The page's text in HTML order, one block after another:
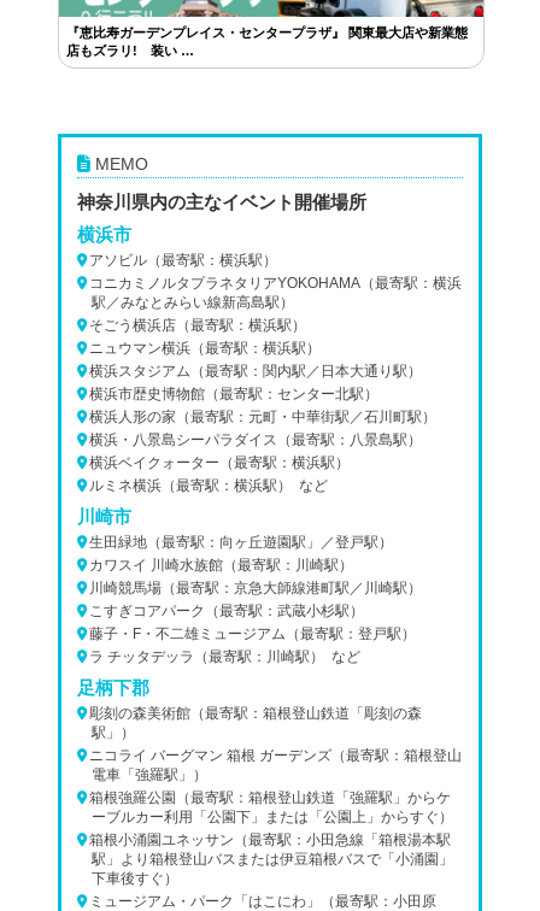
『恵比寿ガーデンプレイス・センタープラザ』 関東最大店や新業態
店もズラリ! 装い …
MEMO
神奈川県内の主なイベント開催場所
横浜市
アソビル（最寄駅：横浜駅）
コニカミノルタプラネタリアYOKOHAMA（最寄駅：横浜
駅／みなとみらい線新高島駅）
そごう横浜店（最寄駅：横浜駅）
ニュウマン横浜（最寄駅：横浜駅）
横浜スタジアム（最寄駅：関内駅／日本大通り駅）
横浜市歴史博物館（最寄駅：センター北駅）
横浜人形の家（最寄駅：元町・中華街駅／石川町駅）
横浜・八景島シーパラダイス（最寄駅：八景島駅）
横浜ベイクォーター（最寄駅：横浜駅）
ルミネ横浜（最寄駅：横浜駅） など
川崎市
生田緑地（最寄駅：向ヶ丘遊園駅」／登戸駅）
カワスイ 川崎水族館（最寄駅：川崎駅）
川崎競馬場（最寄駅：京急大師線港町駅／川崎駅）
こすぎコアパーク（最寄駅：武蔵小杉駅）
藤子・F・不二雄ミュージアム（最寄駅：登戸駅）
ラ チッタデッラ（最寄駅：川崎駅） など
足柄下郡
彫刻の森美術館（最寄駅：箱根登山鉄道「彫刻の森
駅」）
ニコライ バーグマン 箱根 ガーデンズ（最寄駅：箱根登山
電車「強羅駅」）
箱根強羅公園（最寄駅：箱根登山鉄道「強羅駅」からケ
ーブルカー利用「公園下」または「公園上」からすぐ）
箱根小涌園ユネッサン（最寄駅：小田急線「箱根湯本駅
駅」より箱根登山バスまたは伊豆箱根バスで「小涌園」
下車後すぐ）
ミュージアム・パーク「はこにわ」（最寄駅：小田原